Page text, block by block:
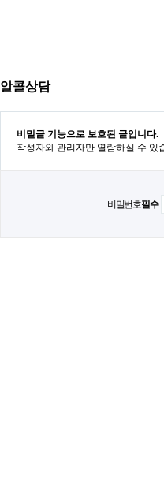
알콜상담
비밀글 기능으로 보호된 글입니다.
작성자와 관리자만 열람하실 수 있
비밀번호필수